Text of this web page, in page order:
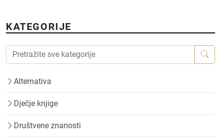
KATEGORIJE
Alternativa
Dječje knjige
Društvene znanosti